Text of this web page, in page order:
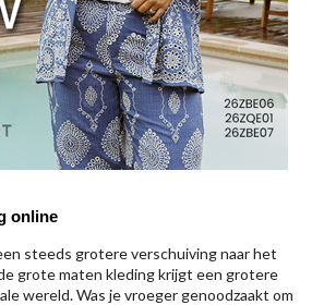
online
steeds grotere verschuiving naar het
grote maten kleding krijgt een grotere
wereld. Was je vroeger genoodzaakt om